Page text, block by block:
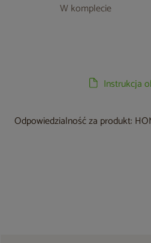
W komplecie
Instrukcja
Odpowiedzialność za produkt: